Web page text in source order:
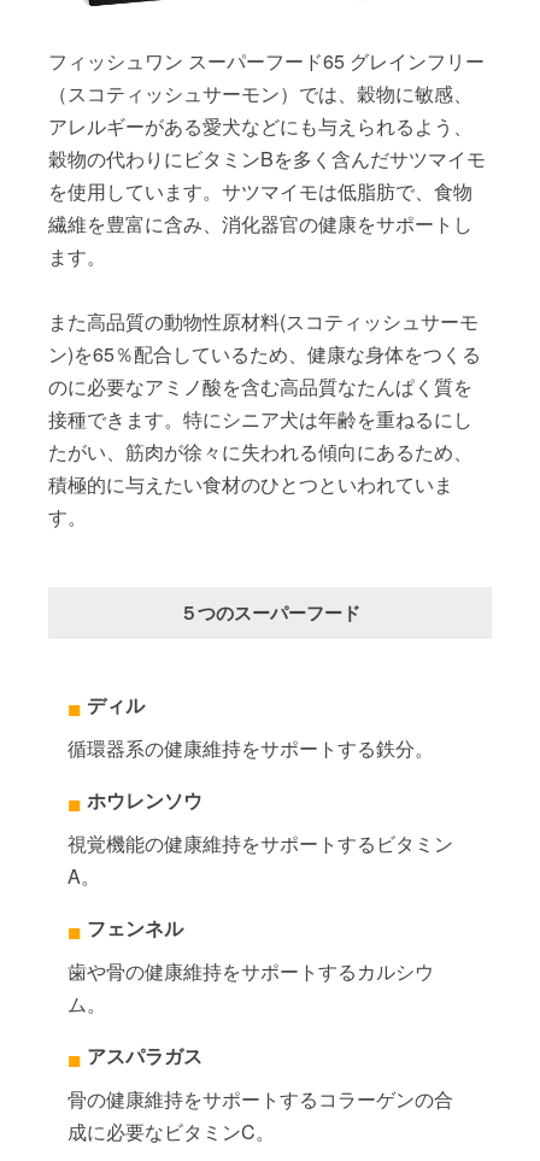
フィッシュワン スーパーフード65 グレインフリー
（スコティッシュサーモン）では、穀物に敏感、
アレルギーがある愛犬などにも与えられるよう、
穀物の代わりにビタミンBを多く含んだサツマイモ
を使用しています。サツマイモは低脂肪で、食物
繊維を豊富に含み、消化器官の健康をサポートし
ます。
また高品質の動物性原材料(スコティッシュサーモ
ン)を65％配合しているため、健康な身体をつくる
のに必要なアミノ酸を含む高品質なたんぱく質を
接種できます。特にシニア犬は年齢を重ねるにし
たがい、筋肉が徐々に失われる傾向にあるため、
積極的に与えたい食材のひとつといわれていま
す。
５つのスーパーフード
ディル
循環器系の健康維持をサポートする鉄分。
ホウレンソウ
視覚機能の健康維持をサポートするビタミン
A。
フェンネル
歯や骨の健康維持をサポートするカルシウ
ム。
アスパラガス
骨の健康維持をサポートするコラーゲンの合
成に必要なビタミンC。